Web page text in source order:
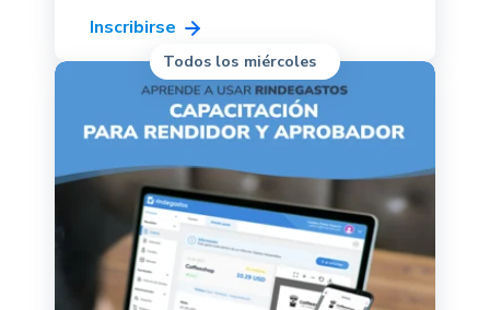
Inscribirse
Todos los miércoles